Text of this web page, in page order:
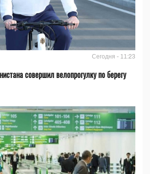
Сегодня - 11:23
совершил велопрогулку по берегу